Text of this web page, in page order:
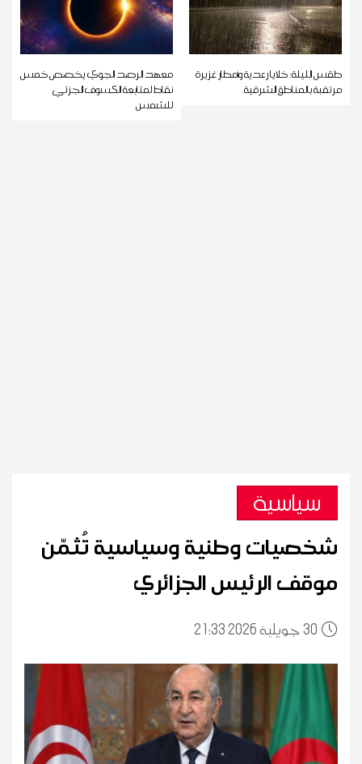
طقس الليلة: خلايا رعدية وأمطار غزيرة
مرتقبة بالمناطق الشرقية
معهد الرصد الجوي يخصص خمس
نقاط لمتابعة الكسوف الجزئي
للشمس
سياسية
شخصيات وطنية وسياسية تُثمّن
موقف الرئيس الجزائري
3021:33 2026 جويلية